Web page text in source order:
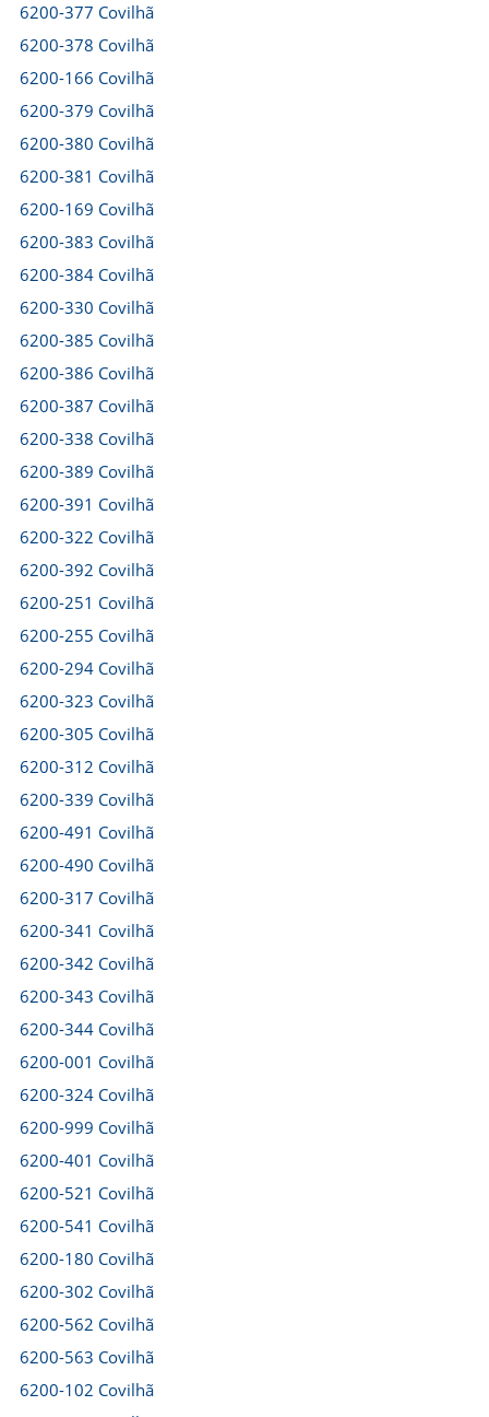
6200-377 Covilhã
6200-378 Covilhã
6200-166 Covilhã
6200-379 Covilhã
6200-380 Covilhã
6200-381 Covilhã
6200-169 Covilhã
6200-383 Covilhã
6200-384 Covilhã
6200-330 Covilhã
6200-385 Covilhã
6200-386 Covilhã
6200-387 Covilhã
6200-338 Covilhã
6200-389 Covilhã
6200-391 Covilhã
6200-322 Covilhã
6200-392 Covilhã
6200-251 Covilhã
6200-255 Covilhã
6200-294 Covilhã
6200-323 Covilhã
6200-305 Covilhã
6200-312 Covilhã
6200-339 Covilhã
6200-491 Covilhã
6200-490 Covilhã
6200-317 Covilhã
6200-341 Covilhã
6200-342 Covilhã
6200-343 Covilhã
6200-344 Covilhã
6200-001 Covilhã
6200-324 Covilhã
6200-999 Covilhã
6200-401 Covilhã
6200-521 Covilhã
6200-541 Covilhã
6200-180 Covilhã
6200-302 Covilhã
6200-562 Covilhã
6200-563 Covilhã
6200-102 Covilhã